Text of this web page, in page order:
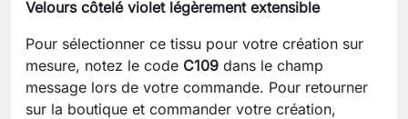
Velours côtelé violet légèrement extensible
Pour sélectionner ce tissu pour votre création sur
mesure, notez le code C109 dans le champ
message lors de votre commande. Pour retourner
sur la boutique et commander votre création,